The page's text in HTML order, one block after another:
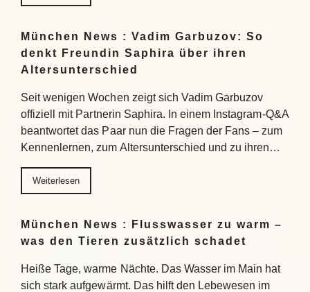
München News : Vadim Garbuzov: So
denkt Freundin Saphira über ihren
Altersunterschied
Seit wenigen Wochen zeigt sich Vadim Garbuzov
offiziell mit Partnerin Saphira. In einem Instagram-Q&A
beantwortet das Paar nun die Fragen der Fans – zum
Kennenlernen, zum Altersunterschied und zu ihren…
Weiterlesen
München News : Flusswasser zu warm –
was den Tieren zusätzlich schadet
Heiße Tage, warme Nächte. Das Wasser im Main hat
sich stark aufgewärmt. Das hilft den Lebewesen im